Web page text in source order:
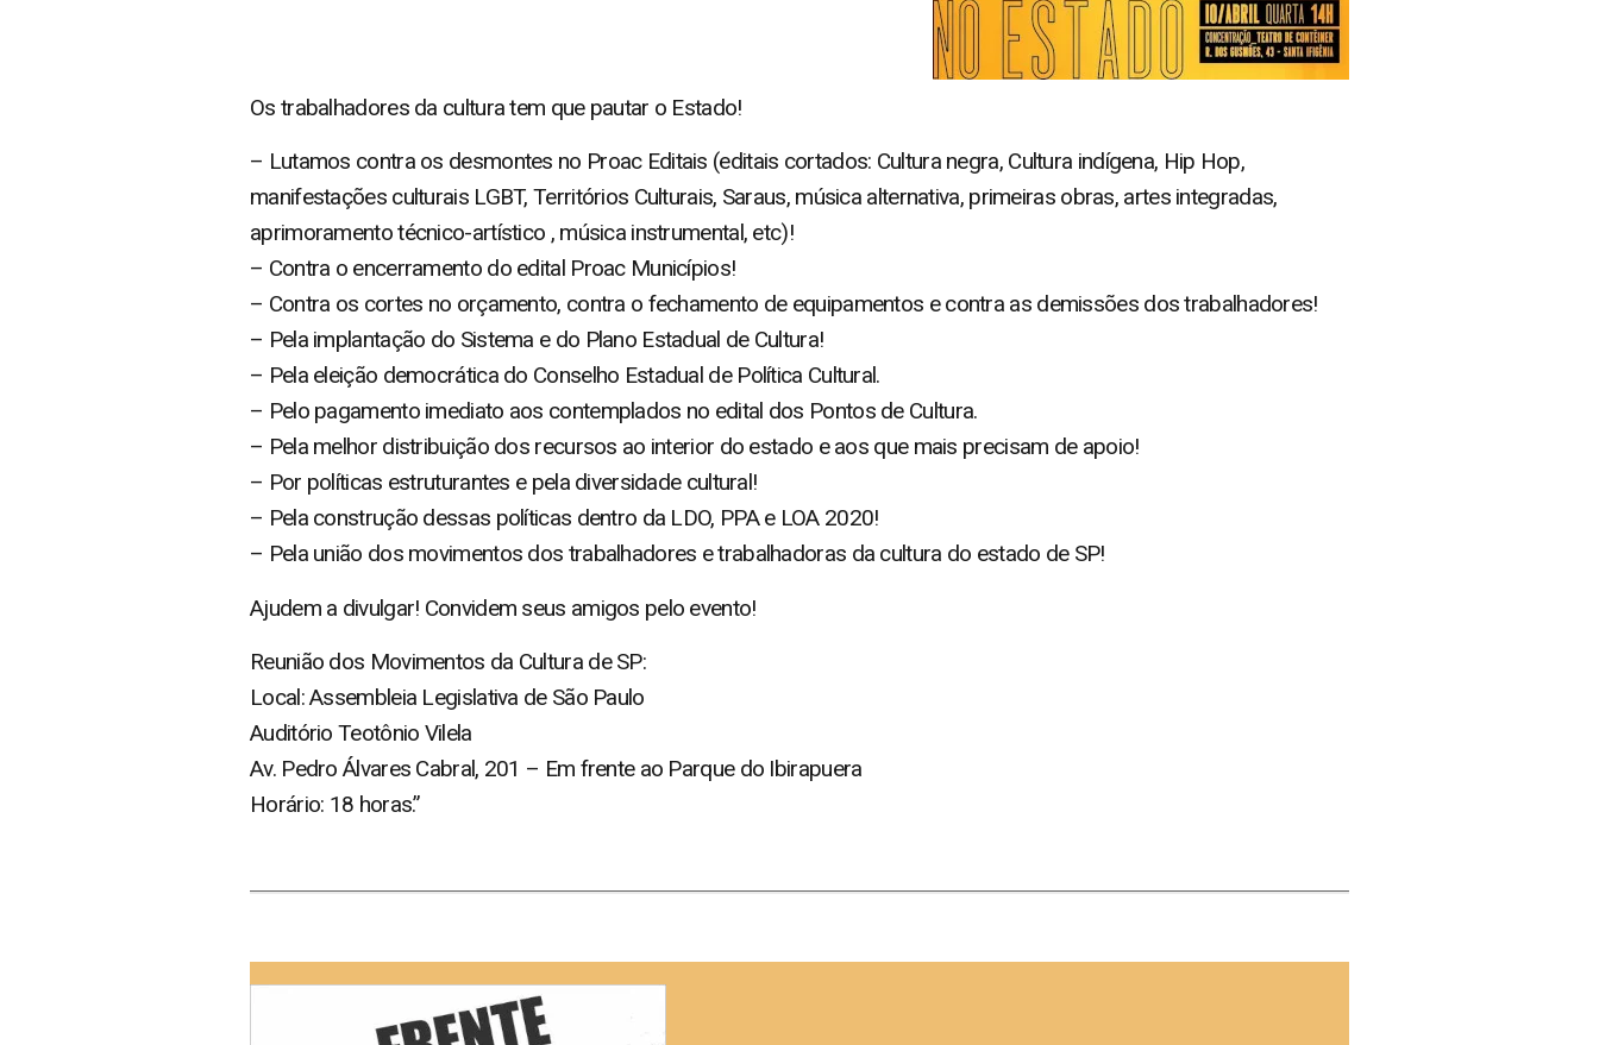
Os trabalhadores da cultura tem que pautar o Estado!
– Lutamos contra os desmontes no Proac Editais (editais cortados: Cultura negra, Cultura indígena, Hip Hop,
manifestações culturais LGBT, Territórios Culturais, Saraus, música alternativa, primeiras obras, artes integradas,
aprimoramento técnico-artístico , música instrumental, etc)!
– Contra o encerramento do edital Proac Municípios!
– Contra os cortes no orçamento, contra o fechamento de equipamentos e contra as demissões dos trabalhadores!
– Pela implantação do Sistema e do Plano Estadual de Cultura!
– Pela eleição democrática do Conselho Estadual de Política Cultural.
– Pelo pagamento imediato aos contemplados no edital dos Pontos de Cultura.
– Pela melhor distribuição dos recursos ao interior do estado e aos que mais precisam de apoio!
– Por políticas estruturantes e pela diversidade cultural!
– Pela construção dessas políticas dentro da LDO, PPA e LOA 2020!
– Pela união dos movimentos dos trabalhadores e trabalhadoras da cultura do estado de SP!
Ajudem a divulgar! Convidem seus amigos pelo evento!
Reunião dos Movimentos da Cultura de SP:
Local: Assembleia Legislativa de São Paulo
Auditório Teotônio Vilela
Av. Pedro Álvares Cabral, 201 – Em frente ao Parque do Ibirapuera
Horário: 18 horas.”